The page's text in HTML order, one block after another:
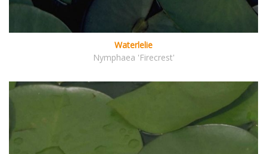
Waterlelie
Nymphaea 'Firecrest'